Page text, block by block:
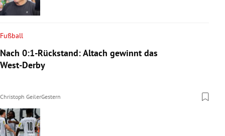
Fußball
Nach 0:1-Rückstand: Altach gewinnt das
West-Derby
Christoph GeilerGestern